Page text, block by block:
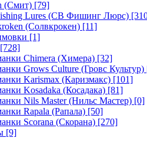
(Смит) [79]
Lures (СВ Фишинг Люрс)
(Солвкрокен) [11]
[1]
[728]
Chimera (Химера) [32]
Grows Culture (Гровс Культур)
Karismax (Каризмакс) [101]
Kosadaka (Косадака) [81]
Nils Master (Нильс Мастер) [0]
Rapala (Рапала) [50]
Scorana (Скорана) [270]
[9]